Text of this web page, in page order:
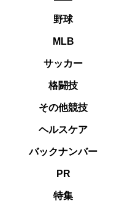
野球
MLB
サッカー
格闘技
その他競技
ヘルスケア
バックナンバー
PR
特集